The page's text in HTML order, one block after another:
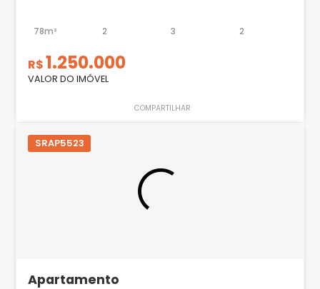
78m² 2 3 2
R$1.250.000
VALOR DO IMÓVEL
COMPARTILHAR
SRAP5523
Apartamento